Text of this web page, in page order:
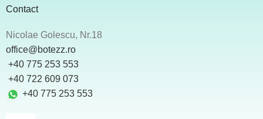
Contact
Nicolae Golescu, Nr.18
office@botezz.ro
+40 775 253 553
‪ +40 722 609 073
+40 775 253 553